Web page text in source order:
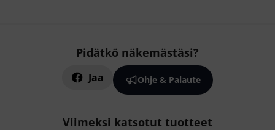
Pidätkö näkemästäsi?
Jaa Ohje & Palaute
Viimeksi katsotut tuotteet